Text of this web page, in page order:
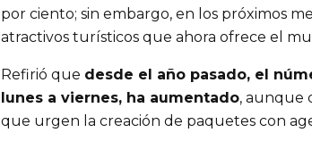
por ciento; sin embargo, en los próximos
atractivos turísticos que ahora ofrece el
Refirió que desde el año pasado, el
lunes a viernes, ha aumentado, aunque
que urgen la creación de paquetes con